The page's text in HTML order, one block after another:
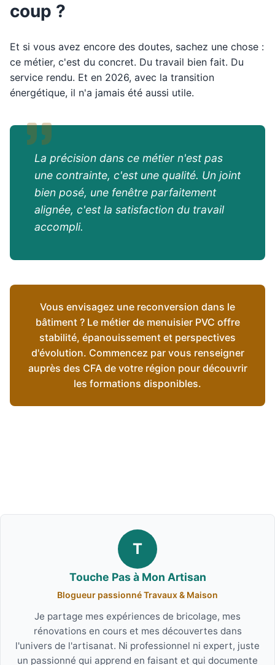
coup ?
Et si vous avez encore des doutes, sachez une chose :
ce métier, c'est du concret. Du travail bien fait. Du
service rendu. Et en 2026, avec la transition
énergétique, il n'a jamais été aussi utile.
La précision dans ce métier n'est pas
une contrainte, c'est une qualité. Un joint
bien posé, une fenêtre parfaitement
alignée, c'est la satisfaction du travail
accompli.
Vous envisagez une reconversion dans le
bâtiment ? Le métier de menuisier PVC offre
stabilité, épanouissement et perspectives
d'évolution. Commencez par vous renseigner
auprès des CFA de votre région pour découvrir
les formations disponibles.
T
Touche Pas à Mon Artisan
Blogueur passionné Travaux & Maison
Je partage mes expériences de bricolage, mes
rénovations en cours et mes découvertes dans
l'univers de l'artisanat. Ni professionnel ni expert, juste
un passionné qui apprend en faisant et qui documente